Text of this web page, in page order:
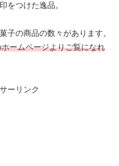
をつけた逸品。
子の商品の数々があります。
ームページよりご覧になれ
ーリンク